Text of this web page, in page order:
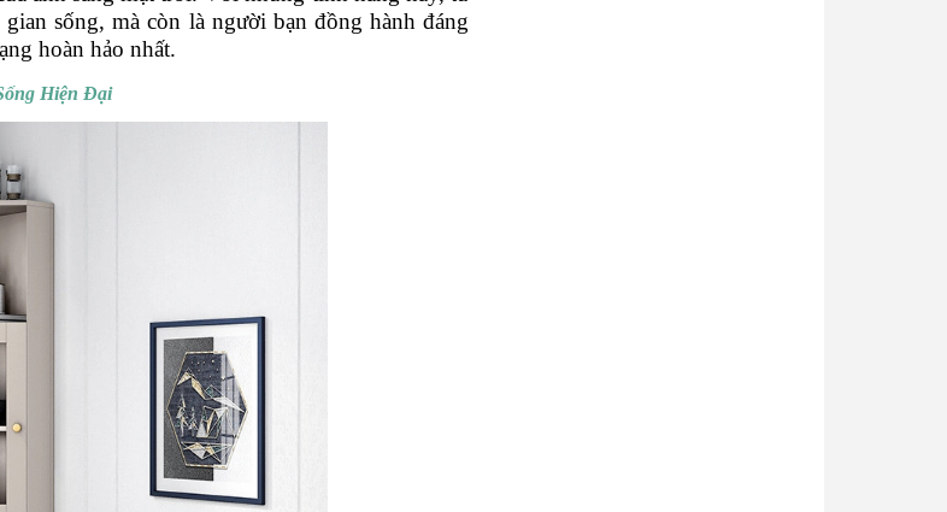
sống, mà còn là người bạn đồng hành đáng
hoàn hảo nhất.
Hiện Đại